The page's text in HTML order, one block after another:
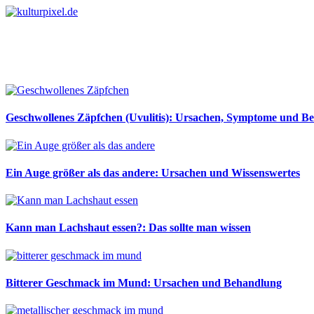
Geschwollenes Zäpfchen (Uvulitis): Ursachen, Symptome und
Ein Auge größer als das andere: Ursachen und Wissenswertes
Kann man Lachshaut essen?: Das sollte man wissen
Bitterer Geschmack im Mund: Ursachen und Behandlung